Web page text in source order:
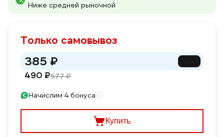
Ниже средней рыночной
Только самовывоз
385 ₽
490 ₽577 ₽
Начислим 4 бонуса
Купить